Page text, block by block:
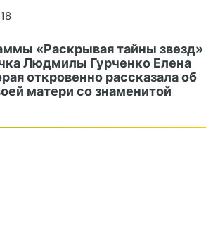
«Раскрывая тайны звезд»
Людмилы Гурченко Елена
откровенно рассказала об
матери со знаменитой